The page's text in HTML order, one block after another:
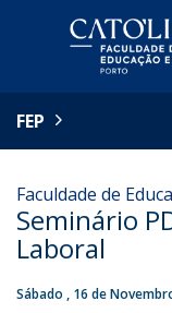
FEP
Faculdade de
Seminário
Laboral
Sábado , 16 de